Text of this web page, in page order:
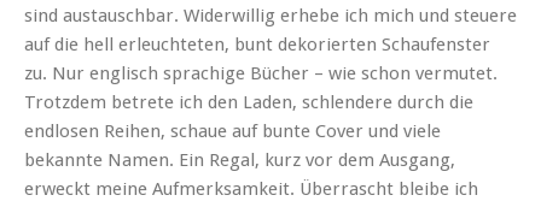
sind austauschbar. Widerwillig erhebe ich mich und steuere
auf die hell erleuchteten, bunt dekorierten Schaufenster
zu. Nur englisch sprachige Bücher – wie schon vermutet.
Trotzdem betrete ich den Laden, schlendere durch die
endlosen Reihen, schaue auf bunte Cover und viele
bekannte Namen. Ein Regal, kurz vor dem Ausgang,
erweckt meine Aufmerksamkeit. Überrascht bleibe ich